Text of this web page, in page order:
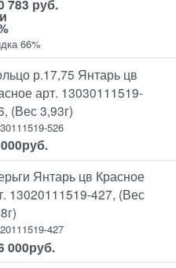
783 руб.
66%
р.17,75 Янтарь цв
арт. 13030111519-
(Вес 3,93г)
526
руб.
Янтарь цв Красное
13020111519-427, (Вес
427
000руб.